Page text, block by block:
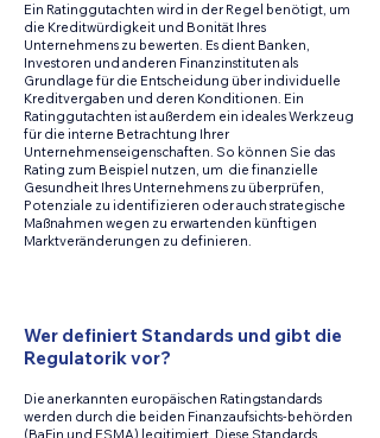
Ein Ratinggutachten wird in der Regel benötigt, um
die Kreditwürdigkeit und Bonität Ihres
Unternehmens zu bewerten. Es dient Banken,
Investoren und anderen Finanzinstituten als
Grundlage für die Entscheidung über individuelle
Kreditvergaben und deren Konditionen. Ein
Ratinggutachten ist außerdem ein ideales Werkzeug
für die interne Betrachtung Ihrer
Unternehmenseigenschaften. So können Sie das
Rating zum Beispiel nutzen, um die finanzielle
Gesundheit Ihres Unternehmens zu überprüfen,
Potenziale zu identifizieren oder auch strategische
Maßnahmen wegen zu erwartenden künftigen
Marktveränderungen zu definieren.
Wer definiert Standards und gibt die
Regulatorik vor?
Die anerkannten europäischen Ratingstandards
werden durch die beiden Finanzaufsichts-behörden
(BaFin und ESMA) legitimiert. Diese Standards